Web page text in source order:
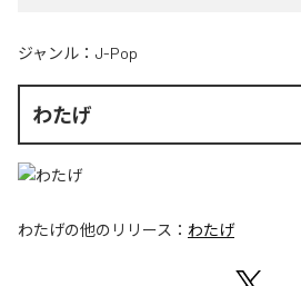
ジャンル： J-Pop
わたげ
わたげの他のリリース： わたげ